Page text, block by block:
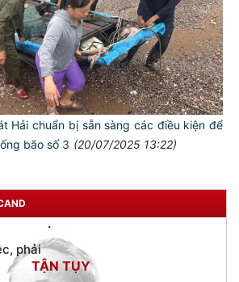
Hải chuẩn bị sẵn sàng các điều kiện để
bão số 3 (20/07/2025 13:22)
phải
KIỆM, LIÊM, CHÍNH
phải
THÂN ÁI GIÚP ĐỠ
phải
ĐỐI TRUNG THÀNH
phải
phải
QUYẾT, KHÔN KHÉO